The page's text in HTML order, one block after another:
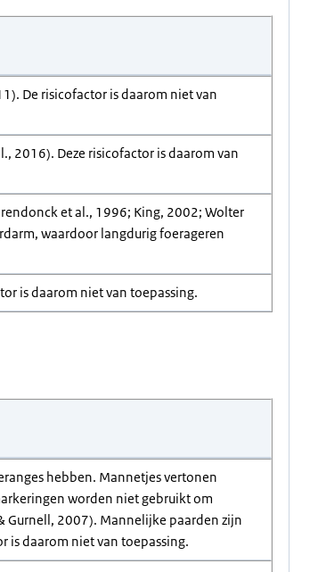
De risicofactor is daarom niet van
2016). Deze risicofactor is daarom van
et al., 1996; King, 2002; Wolter
waardoor langdurig foerageren
is daarom niet van toepassing.
hebben. Mannetjes vertonen
worden niet gebruikt om
Gurnell, 2007). Mannelijke paarden zijn
is daarom niet van toepassing.